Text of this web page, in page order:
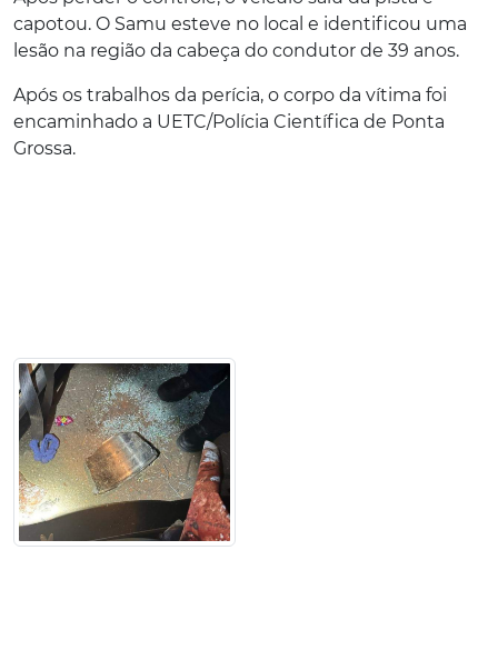
capotou. O Samu esteve no local e identificou uma
lesão na região da cabeça do condutor de 39 anos.
Após os trabalhos da perícia, o corpo da vítima foi
encaminhado a UETC/Polícia Científica de Ponta
Grossa.